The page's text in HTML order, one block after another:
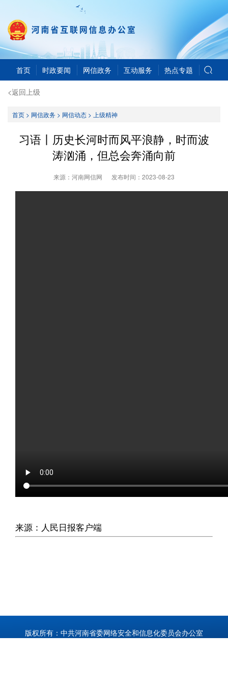
首页 时政要闻 网信政务 互动服务 热点专题
<返回上级
首页> 网信政务> 网信动态> 上级精神
习语丨历史长河时而风平浪静，时而波
涛汹涌，但总会奔涌向前
来源：河南网信网 发布时间： 2023-08-23
来源：人民日报客户端
版权所有：中共河南省委网络安全和信息化委员会办公室